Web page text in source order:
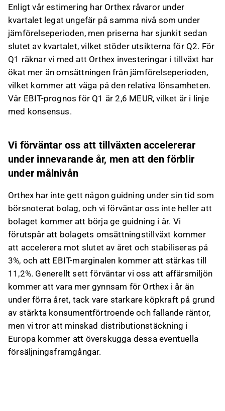
Enligt vår estimering har Orthex råvaror under
kvartalet legat ungefär på samma nivå som under
jämförelseperioden, men priserna har sjunkit sedan
slutet av kvartalet, vilket stöder utsikterna för Q2. För
Q1 räknar vi med att Orthex investeringar i tillväxt har
ökat mer än omsättningen från jämförelseperioden,
vilket kommer att väga på den relativa lönsamheten.
Vår EBIT-prognos för Q1 är 2,6 MEUR, vilket är i linje
med konsensus.
Vi förväntar oss att tillväxten accelererar
under innevarande år, men att den förblir
under målnivån
Orthex har inte gett någon guidning under sin tid som
börsnoterat bolag, och vi förväntar oss inte heller att
bolaget kommer att börja ge guidning i år. Vi
förutspår att bolagets omsättningstillväxt kommer
att accelerera mot slutet av året och stabiliseras på
3%, och att EBIT-marginalen kommer att stärkas till
11,2%. Generellt sett förväntar vi oss att affärsmiljön
kommer att vara mer gynnsam för Orthex i år än
under förra året, tack vare starkare köpkraft på grund
av stärkta konsumentförtroende och fallande räntor,
men vi tror att minskad distributionstäckning i
Europa kommer att överskugga dessa eventuella
försäljningsframgångar.